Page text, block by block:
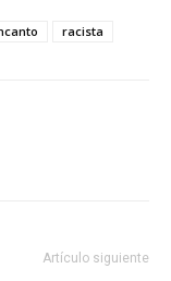
racista
Artículo siguiente